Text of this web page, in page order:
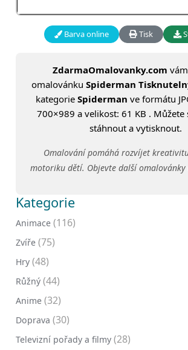
Barva online Tisk
ZdarmaOmalovanky.com
omalovánku Spiderman
kategorie Spiderman ve formátu
700×989 a velikost: 61 KB . Můžete
stáhnout a vytisknout.
Omalování pomáhá rozvíjet
motoriku dětí. Objevte další omalovánky
Kategorie
Animace (116)
Zvíře (75)
Hry (48)
Růžný (44)
Anime (32)
Doprava (30)
Televizní pořady a filmy (28)